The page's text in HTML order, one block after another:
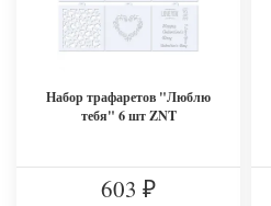
Набор трафаретов "Люблю
тебя" 6 шт ZNT
603 ₽